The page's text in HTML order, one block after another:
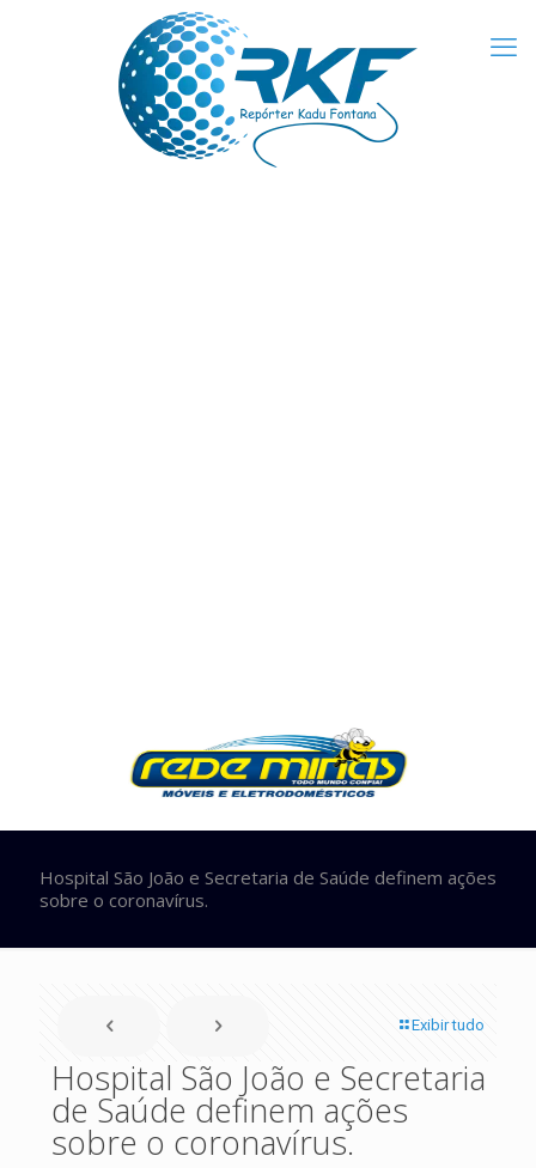
Hospital São João e Secretaria de Saúde definem ações
sobre o coronavírus.
Exibir tudo
Hospital São João e Secretaria
de Saúde definem ações
sobre o coronavírus.